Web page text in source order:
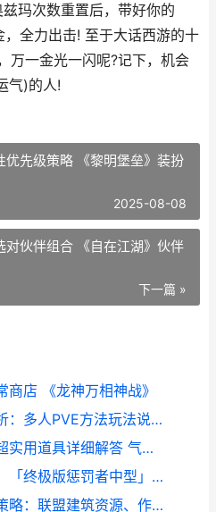
玛次数重置后，带好你的
全力出击! 至于大话西游的十
万一金光一闪呢?记下，机会
气)的人!
优先级策略 《黎明堡垒》装扮
2025-08-08
对伙伴组合 《自在江湖》伙伴
下一篇 »
商店 《龙神万相神战》
《古魂》多人方法全解析：多人PVE方法玩法说明 魂血古戒
《气泡星球》魔法商店超实用道具详细解答 气泡星球下载安装
《机甲战队》武器策略：「终极版惩罚者中型」武器详细解答 机甲战队游戏视频
《龙石战争》联盟建筑策略：联盟建筑资源、作用详细解答 龙只战争